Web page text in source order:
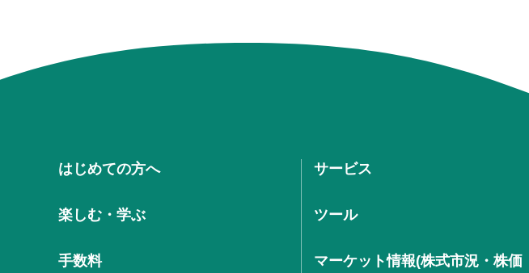
はじめての方へ
楽しむ・学ぶ
手数料
サービス
ツール
マーケット情報(株式市況・株価